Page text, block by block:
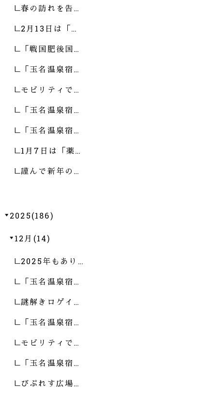
春の訪れを告…
2月13日は「…
「戦国肥後国…
「玉名温泉宿…
モビリティで…
「玉名温泉宿…
「玉名温泉宿…
1月7日は「薬…
謹んで新年の…
2025(186)
12月(14)
2025年もあり…
「玉名温泉宿…
謎解きロゲイ…
「玉名温泉宿…
モビリティで…
「玉名温泉宿…
びぷれす広場…